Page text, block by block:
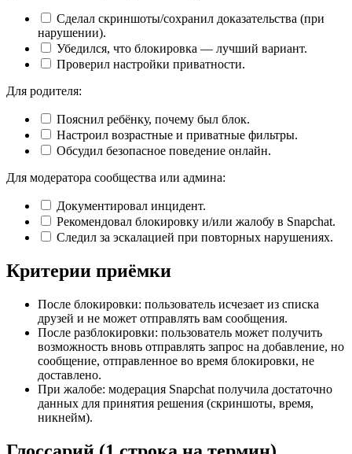
Сделал скриншоты/сохранил доказательства (при
нарушении).
Убедился, что блокировка — лучший вариант.
Проверил настройки приватности.
Для родителя:
Пояснил ребёнку, почему был блок.
Настроил возрастные и приватные фильтры.
Обсудил безопасное поведение онлайн.
Для модератора сообщества или админа:
Документировал инцидент.
Рекомендовал блокировку и/или жалобу в Snapchat.
Следил за эскалацией при повторных нарушениях.
Критерии приёмки
После блокировки: пользователь исчезает из списка
друзей и не может отправлять вам сообщения.
После разблокировки: пользователь может получить
возможность вновь отправлять запрос на добавление, но
сообщение, отправленное во время блокировки, не
доставлено.
При жалобе: модерация Snapchat получила достаточно
данных для принятия решения (скриншоты, время,
никнейм).